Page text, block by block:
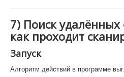
7) Поиск
как проходит
Запуск
Алгоритм действий в программе